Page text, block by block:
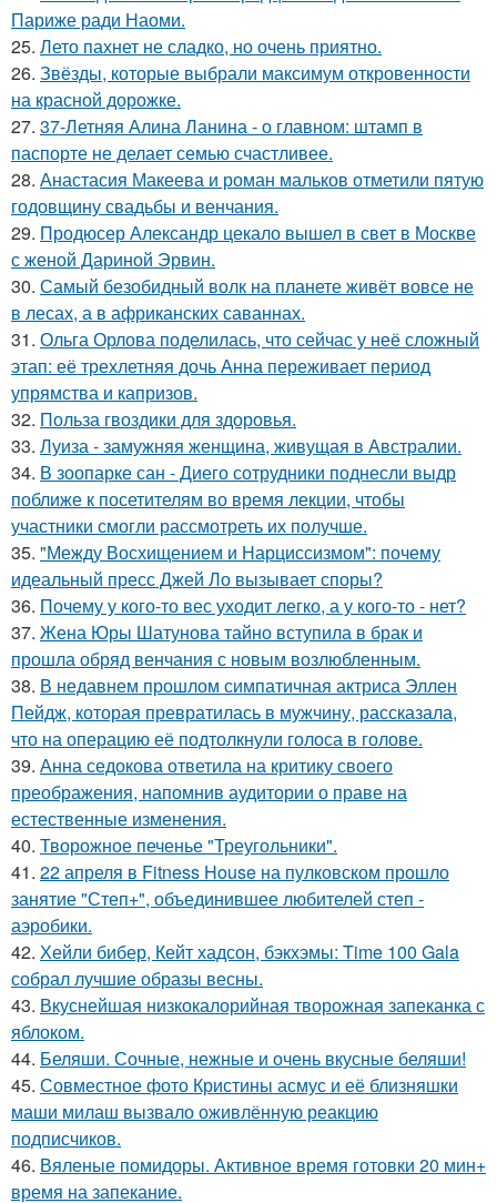
Париже ради Наоми.
25. Лето пахнет не сладко, но очень приятно.
26. Звёзды, которые выбрали максимум откровенности
на красной дорожке.
27. 37-Летняя Алина Ланина - о главном: штамп в
паспорте не делает семью счастливее.
28. Анастасия Макеева и роман мальков отметили пятую
годовщину свадьбы и венчания.
29. Продюсер Александр цекало вышел в свет в Москве
с женой Дариной Эрвин.
30. Самый безобидный волк на планете живёт вовсе не
в лесах, а в африканских саваннах.
31. Ольга Орлова поделилась, что сейчас у неё сложный
этап: её трехлетняя дочь Анна переживает период
упрямства и капризов.
32. Польза гвоздики для здоровья.
33. Луиза - замужняя женщина, живущая в Австралии.
34. В зоопарке сан - Диего сотрудники поднесли выдр
поближе к посетителям во время лекции, чтобы
участники смогли рассмотреть их получше.
35. "Между Восхищением и Нарциссизмом": почему
идеальный пресс Джей Ло вызывает споры?
36. Почему у кого-то вес уходит легко, а у кого-то - нет?
37. Жена Юры Шатунова тайно вступила в брак и
прошла обряд венчания с новым возлюбленным.
38. В недавнем прошлом симпатичная актриса Эллен
Пейдж, которая превратилась в мужчину, рассказала,
что на операцию её подтолкнули голоса в голове.
39. Анна седокова ответила на критику своего
преображения, напомнив аудитории о праве на
естественные изменения.
40. Творожное печенье "Треугольники".
41. 22 апреля в Fitness House на пулковском прошло
занятие "Степ+", объединившее любителей степ -
аэробики.
42. Хейли бибер, Кейт хадсон, бэкхэмы: Time 100 Gala
собрал лучшие образы весны.
43. Вкуснейшая низкокалорийная творожная запеканка с
яблоком.
44. Беляши. Сочные, нежные и очень вкусные беляши!
45. Совместное фото Кристины асмус и её близняшки
маши милаш вызвало оживлённую реакцию
подписчиков.
46. Вяленые помидоры. Активное время готовки 20 мин+
время на запекание.